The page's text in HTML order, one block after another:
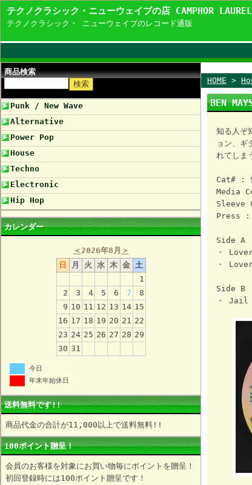
テクノクラシック・ニューウェイブの店 CAMPHOR
テクノクラシック・ ニューウェイブのレコード通販
商品検索
Punk / New Wave
Alternative
Power Pop
House
Techno
Electronic
Hip Hop
カレンダー
＜2026年8月 ＞
日
月 火 水 木 金 土
1
2
3 4 5 6 7
8
9 10 11 12 13 14 15
16 17 18 19 20 21 22
23 24 25 26 27 28 29
30 31
今日
年末年始休日
送料無料です!!
商品代金の合計が11,000以上で送料無料!!
100ポイント贈呈！
会員のお客様を対象にお買い物毎にポイントを贈呈！
初回登録時には100ポイント贈呈です！
HOME >
BEN
知る人ぞ
ョン、ギ
れてしま
Cat# :
Media
Sleeve
Press :
Side A
・
・
Side B
・ Jail